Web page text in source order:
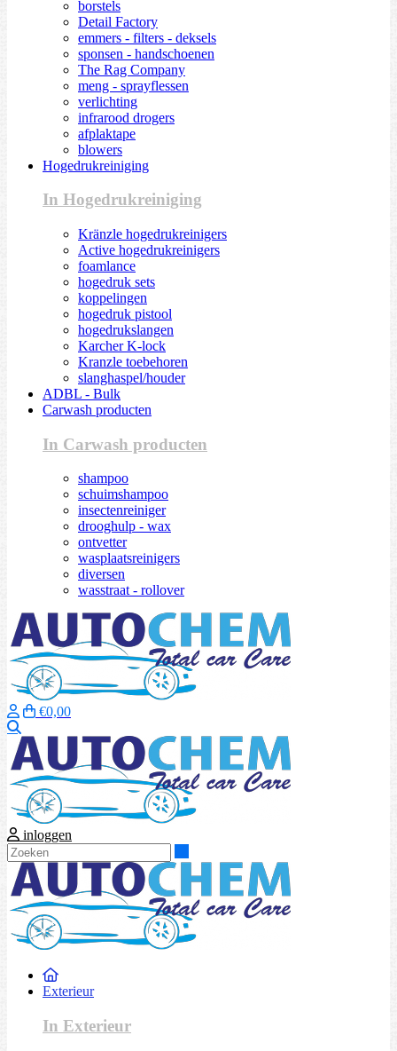
borstels
Detail Factory
emmers - filters - deksels
sponsen - handschoenen
The Rag Company
meng - sprayflessen
verlichting
infrarood drogers
afplaktape
blowers
Hogedrukreiniging
In Hogedrukreiniging
Kränzle hogedrukreinigers
Active hogedrukreinigers
foamlance
hogedruk sets
koppelingen
hogedruk pistool
hogedrukslangen
Karcher K-lock
Kranzle toebehoren
slanghaspel/houder
ADBL - Bulk
Carwash producten
In Carwash producten
shampoo
schuimshampoo
insectenreiniger
drooghulp - wax
ontvetter
wasplaatsreinigers
diversen
wasstraat - rollover
€0,00
inloggen
Exterieur
In Exterieur